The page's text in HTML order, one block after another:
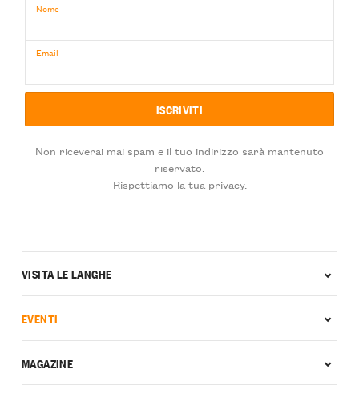
Nome
Email
Non riceverai mai spam e il tuo indirizzo sarà mantenuto
riservato.
Rispettiamo la tua privacy.
VISITA LE LANGHE
EVENTI
MAGAZINE